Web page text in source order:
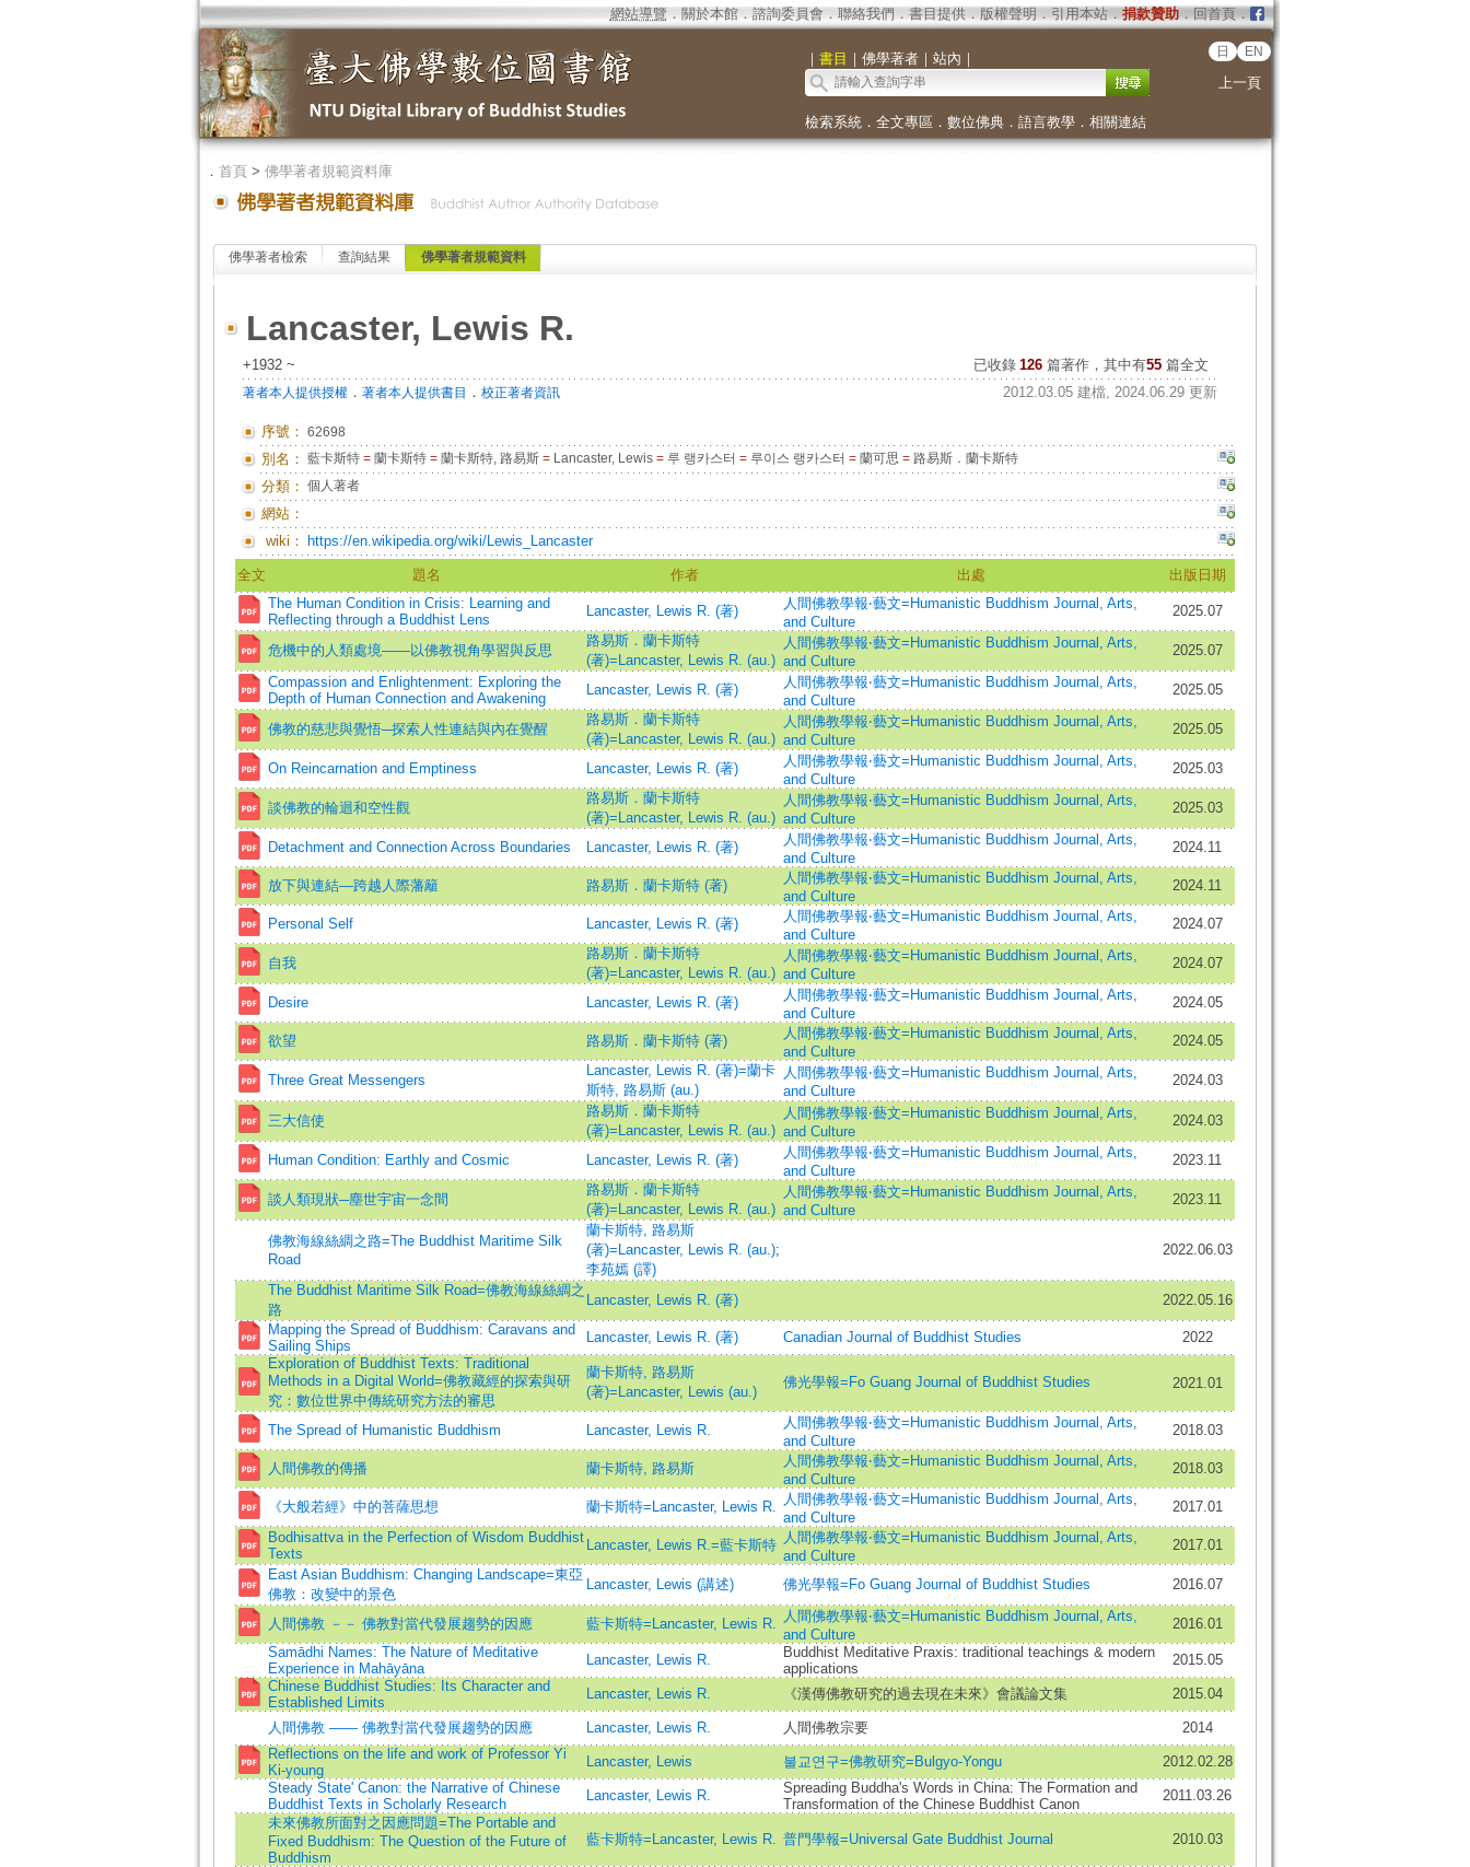
網站導覽 ． 關於本館． 諮詢委員會． 聯絡我們 ． 書目提供． 版權聲明 ． 引用本站． 捐款贊助．回首頁．
｜ 書目 ｜ 佛學著者｜ 站內 ｜ 日 EN
上一頁
檢索系統． 全文專區 ． 數位佛典． 語言教學． 相關連結
． 首頁> 佛學著者規範資料庫
佛學著者檢索 查詢結果 佛學著者規範資料
Lancaster, Lewis R.
+1932 ~ 已收錄 126 篇著作，其中有55篇全文
著者本人提供授權． 著者本人提供書目 ． 校正著者資訊 2012.03.05 建檔, 2024.06.29 更新
序號： 62698
別名： 藍卡斯特 =蘭卡斯特 =蘭卡斯特, 路易斯 =Lancaster, Lewis =루 랭카스터 =루이스 랭카스터 =蘭可思 =路易斯．蘭卡斯特
分類： 個人著者
網站：
wiki：
https://en.wikipedia.org/wiki/Lewis_Lancaster
全文 題名 作者 出處
出版日期
The Human Condition in Crisis: Learning and
Reflecting through a Buddhist Lens
Lancaster, Lewis R. (著)
人間佛教學報‧藝文=Humanistic Buddhism Journal, Arts,
and Culture
2025.07
危機中的人類處境——以佛教視角學習與反思
路易斯．蘭卡斯特
(著)=Lancaster, Lewis R. (au.)
人間佛教學報‧藝文=Humanistic Buddhism Journal, Arts,
and Culture
2025.07
Compassion and Enlightenment: Exploring the
Depth of Human Connection and Awakening
Lancaster, Lewis R. (著)
人間佛教學報‧藝文=Humanistic Buddhism Journal, Arts,
and Culture
2025.05
佛教的慈悲與覺悟─探索人性連結與內在覺醒
路易斯．蘭卡斯特
(著)=Lancaster, Lewis R. (au.)
人間佛教學報‧藝文=Humanistic Buddhism Journal, Arts,
and Culture
2025.05
On Reincarnation and Emptiness Lancaster, Lewis R. (著)
人間佛教學報‧藝文=Humanistic Buddhism Journal, Arts,
and Culture
2025.03
談佛教的輪迴和空性觀
路易斯．蘭卡斯特
(著)=Lancaster, Lewis R. (au.)
人間佛教學報‧藝文=Humanistic Buddhism Journal, Arts,
and Culture
2025.03
Detachment and Connection Across Boundaries Lancaster, Lewis R. (著)
人間佛教學報‧藝文=Humanistic Buddhism Journal, Arts,
and Culture
2024.11
放下與連結—跨越人際藩籬 路易斯．蘭卡斯特 (著)
人間佛教學報‧藝文=Humanistic Buddhism Journal, Arts,
and Culture
2024.11
Personal Self Lancaster, Lewis R. (著)
人間佛教學報‧藝文=Humanistic Buddhism Journal, Arts,
and Culture
2024.07
自我
路易斯．蘭卡斯特
(著)=Lancaster, Lewis R. (au.)
人間佛教學報‧藝文=Humanistic Buddhism Journal, Arts,
and Culture
2024.07
Desire Lancaster, Lewis R. (著)
人間佛教學報‧藝文=Humanistic Buddhism Journal, Arts,
and Culture
2024.05
欲望 路易斯．蘭卡斯特 (著)
人間佛教學報‧藝文=Humanistic Buddhism Journal, Arts,
and Culture
2024.05
Three Great Messengers
Lancaster, Lewis R. (著)=蘭卡
斯特, 路易斯 (au.)
人間佛教學報‧藝文=Humanistic Buddhism Journal, Arts,
and Culture
2024.03
三大信使
路易斯．蘭卡斯特
(著)=Lancaster, Lewis R. (au.)
人間佛教學報‧藝文=Humanistic Buddhism Journal, Arts,
and Culture
2024.03
Human Condition: Earthly and Cosmic Lancaster, Lewis R. (著)
人間佛教學報‧藝文=Humanistic Buddhism Journal, Arts,
and Culture
2023.11
談人類現狀─塵世宇宙一念間
路易斯．蘭卡斯特
(著)=Lancaster, Lewis R. (au.)
人間佛教學報‧藝文=Humanistic Buddhism Journal, Arts,
and Culture
2023.11
佛教海線絲綢之路=The Buddhist Maritime Silk
Road
蘭卡斯特, 路易斯
(著)=Lancaster, Lewis R. (au.);
李苑嫣 (譯)
2022.06.03
The Buddhist Maritime Silk Road=佛教海線絲綢之
路
Lancaster, Lewis R. (著)
2022.05.16
Mapping the Spread of Buddhism: Caravans and
Sailing Ships
Lancaster, Lewis R. (著) Canadian Journal of Buddhist Studies
2022
Exploration of Buddhist Texts: Traditional
Methods in a Digital World=佛教藏經的探索與研
究：數位世界中傳統研究方法的審思
蘭卡斯特, 路易斯
(著)=Lancaster, Lewis (au.)
佛光學報=Fo Guang Journal of Buddhist Studies 2021.01
The Spread of Humanistic Buddhism Lancaster, Lewis R.
人間佛教學報‧藝文=Humanistic Buddhism Journal, Arts,
and Culture
2018.03
人間佛教的傳播 蘭卡斯特, 路易斯
人間佛教學報‧藝文=Humanistic Buddhism Journal, Arts,
and Culture
2018.03
《大般若經》中的菩薩思想 蘭卡斯特=Lancaster, Lewis R. 人間佛教學報‧藝文=Humanistic Buddhism Journal, Arts,
and Culture
2017.01
Bodhisattva in the Perfection of Wisdom Buddhist
Texts
Lancaster, Lewis R.=藍卡斯特 人間佛教學報‧藝文=Humanistic Buddhism Journal, Arts,
and Culture
2017.01
East Asian Buddhism: Changing Landscape=東亞
佛教：改變中的景色
Lancaster, Lewis (講述) 佛光學報=Fo Guang Journal of Buddhist Studies 2016.07
人間佛教 －－ 佛教對當代發展趨勢的因應 藍卡斯特=Lancaster, Lewis R. 人間佛教學報‧藝文=Humanistic Buddhism Journal, Arts,
and Culture
2016.01
Samādhi Names: The Nature of Meditative
Experience in Mahāyāna
Lancaster, Lewis R.
Buddhist Meditative Praxis: traditional teachings & modern
applications
2015.05
Chinese Buddhist Studies: Its Character and
Established Limits
Lancaster, Lewis R. 《漢傳佛教研究的過去現在未來》會議論文集 2015.04
人間佛教 —— 佛教對當代發展趨勢的因應 Lancaster, Lewis R. 人間佛教宗要
2014
Reflections on the life and work of Professor Yi
Ki-young
Lancaster, Lewis 불교연구=佛教研究=Bulgyo-Yongu
2012.02.28
Steady State' Canon: the Narrative of Chinese
Buddhist Texts in Scholarly Research
Lancaster, Lewis R.
Spreading Buddha's Words in China: The Formation and
Transformation of the Chinese Buddhist Canon
2011.03.26
未來佛教所面對之因應問題=The Portable and
Fixed Buddhism: The Question of the Future of
Buddhism
藍卡斯特=Lancaster, Lewis R. 普門學報=Universal Gate Buddhist Journal 2010.03